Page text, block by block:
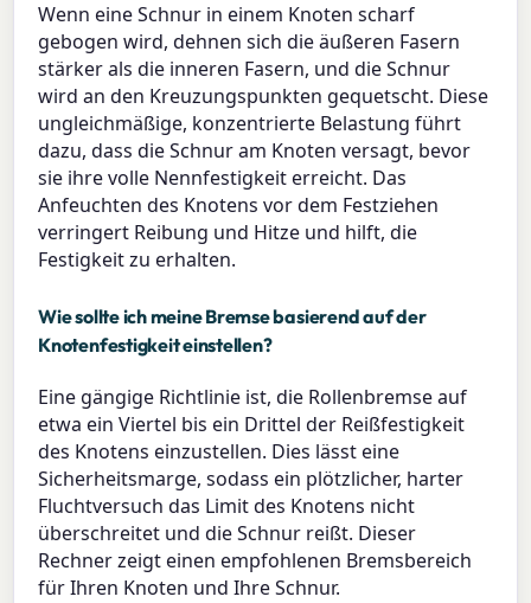
Wenn eine Schnur in einem Knoten scharf
gebogen wird, dehnen sich die äußeren Fasern
stärker als die inneren Fasern, und die Schnur
wird an den Kreuzungspunkten gequetscht. Diese
ungleichmäßige, konzentrierte Belastung führt
dazu, dass die Schnur am Knoten versagt, bevor
sie ihre volle Nennfestigkeit erreicht. Das
Anfeuchten des Knotens vor dem Festziehen
verringert Reibung und Hitze und hilft, die
Festigkeit zu erhalten.
Wie sollte ich meine Bremse basierend auf der
Knotenfestigkeit einstellen?
Eine gängige Richtlinie ist, die Rollenbremse auf
etwa ein Viertel bis ein Drittel der Reißfestigkeit
des Knotens einzustellen. Dies lässt eine
Sicherheitsmarge, sodass ein plötzlicher, harter
Fluchtversuch das Limit des Knotens nicht
überschreitet und die Schnur reißt. Dieser
Rechner zeigt einen empfohlenen Bremsbereich
für Ihren Knoten und Ihre Schnur.